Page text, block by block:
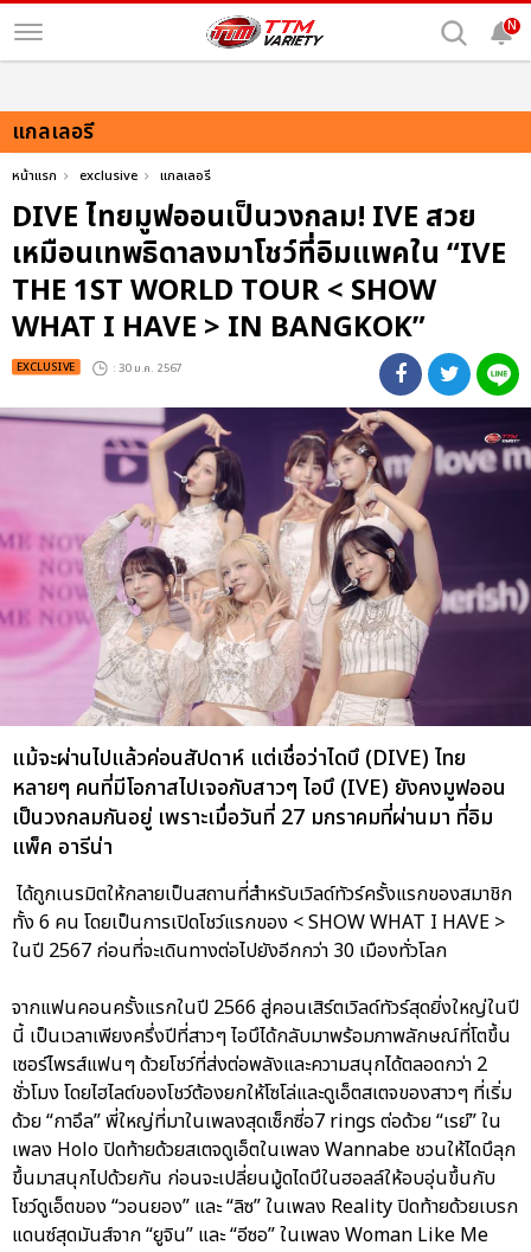
N
แกลเลอรี
หน้าแรก exclusive แกลเลอรี
DIVE ไทยมูฟออนเป็นวงกลม! IVE สวย
เหมือนเทพธิดาลงมาโชว์ที่อิมแพคใน “IVE
THE 1ST WORLD TOUR < SHOW
WHAT I HAVE > IN BANGKOK”
EXCLUSIVE : 30 ม.ค. 2567
แม้จะผ่านไปแล้วค่อนสัปดาห์ แต่เชื่อว่าไดบึ (DIVE) ไทย
หลายๆ คนที่มีโอกาสไปเจอกับสาวๆ ไอบึ (IVE) ยังคงมูฟออน
เป็นวงกลมกันอยู่ เพราะเมื่อวันที่ 27 มกราคมที่ผ่านมา ที่อิม
แพ็ค อารีน่า
ได้ถูกเนรมิตให้กลายเป็นสถานที่สำหรับเวิลด์ทัวร์ครั้งแรกของสมาชิก
ทั้ง 6 คน โดยเป็นการเปิดโชว์แรกของ < SHOW WHAT I HAVE >
ในปี 2567 ก่อนที่จะเดินทางต่อไปยังอีกกว่า 30 เมืองทั่วโลก
จากแฟนคอนครั้งแรกในปี 2566 สู่คอนเสิร์ตเวิลด์ทัวร์สุดยิ่งใหญ่ในปี
นี้ เป็นเวลาเพียงครึ่งปีที่สาวๆ ไอบึได้กลับมาพร้อมภาพลักษณ์ที่โตขึ้น
เซอร์ไพรส์แฟนๆ ด้วยโชว์ที่ส่งต่อพลังและความสนุกได้ตลอดกว่า 2
ชั่วโมง โดยไฮไลต์ของโชว์ต้องยกให้โซโล่และดูเอ็ตสเตจของสาวๆ ที่เริ่ม
ด้วย “กาอึล” พี่ใหญ่ที่มาในเพลงสุดเซ็กซี่อ7 rings ต่อด้วย “เรย์” ใน
เพลง Holo ปิดท้ายด้วยสเตจดูเอ็ตในเพลง Wannabe ชวนให้ไดบึลุก
ขึ้นมาสนุกไปด้วยกัน ก่อนจะเปลี่ยนมู้ดไดบึในฮอลล์ให้อบอุ่นขึ้นกับ
โชว์ดูเอ็ตของ “วอนยอง” และ “ลิซ” ในเพลง Reality ปิดท้ายด้วยเบรก
แดนซ์สุดมันส์จาก “ยูจิน” และ “อีซอ” ในเพลง Woman Like Me